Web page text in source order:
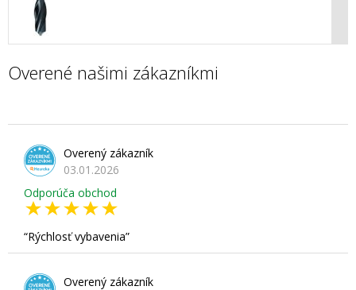
Overené našimi zákazníkmi
Overený zákazník
03.01.2026
Odporúča obchod
Rýchlosť vybavenia
Overený zákazník